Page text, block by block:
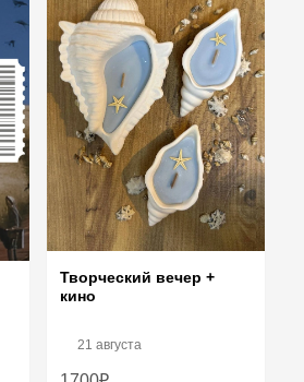
Творческий вечер +
кино
21 августа